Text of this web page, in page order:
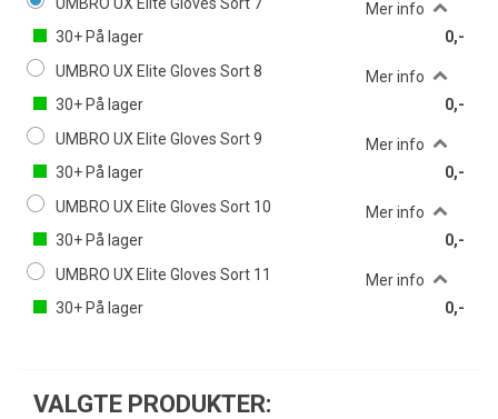
Mer info
30+ På lager
0,-
UMBRO UX Elite Gloves Sort 8
Mer info
30+ På lager
0,-
UMBRO UX Elite Gloves Sort 9
Mer info
30+ På lager
0,-
UMBRO UX Elite Gloves Sort 10
Mer info
30+ På lager
0,-
UMBRO UX Elite Gloves Sort 11
Mer info
30+ På lager 0,-
VALGTE PRODUKTER: